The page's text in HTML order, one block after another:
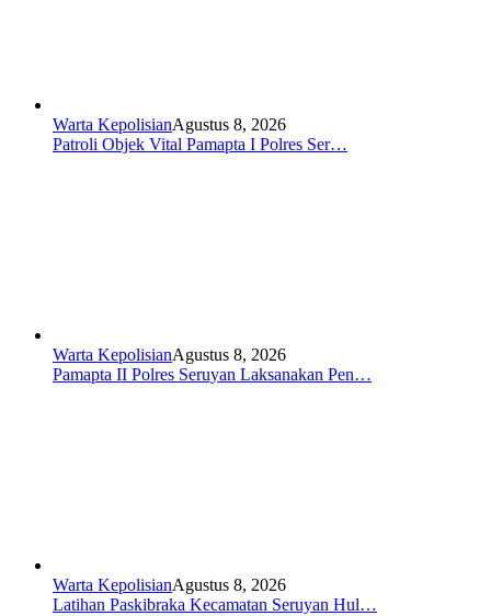
Warta KepolisianAgustus 8, 2026
Patroli Objek Vital Pamapta I Polres Ser…
Warta KepolisianAgustus 8, 2026
Pamapta II Polres Seruyan Laksanakan Pen…
Warta KepolisianAgustus 8, 2026
Latihan Paskibraka Kecamatan Seruyan Hul…